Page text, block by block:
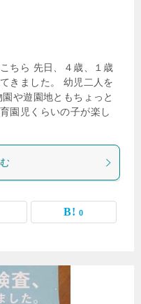
ちら 先日、４歳、１歳
きました。 幼児二人を
や遊園地ともちょっと
園児くらいの子が楽し
0